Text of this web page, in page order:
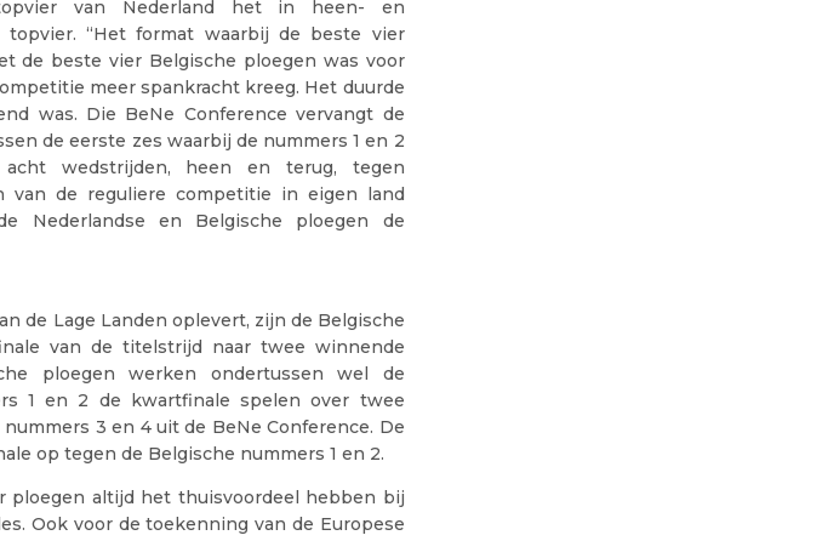
van Nederland het in heen- en
“Het format waarbij de beste vier
de beste vier Belgische ploegen was voor
meer spankracht kreeg. Het duurde
was. Die BeNe Conference vervangt de
de eerste zes waarbij de nummers 1 en 2
wedstrijden, heen en terug, tegen
van de reguliere competitie in eigen land
Nederlandse en Belgische ploegen de
de Lage Landen oplevert, zijn de Belgische
van de titelstrijd naar twee winnende
ploegen werken ondertussen wel de
1 en 2 de kwartfinale spelen over twee
3 en 4 uit de BeNe Conference. De
op tegen de Belgische nummers 1 en 2.
ploegen altijd het thuisvoordeel hebben bij
Ook voor de toekenning van de Europese